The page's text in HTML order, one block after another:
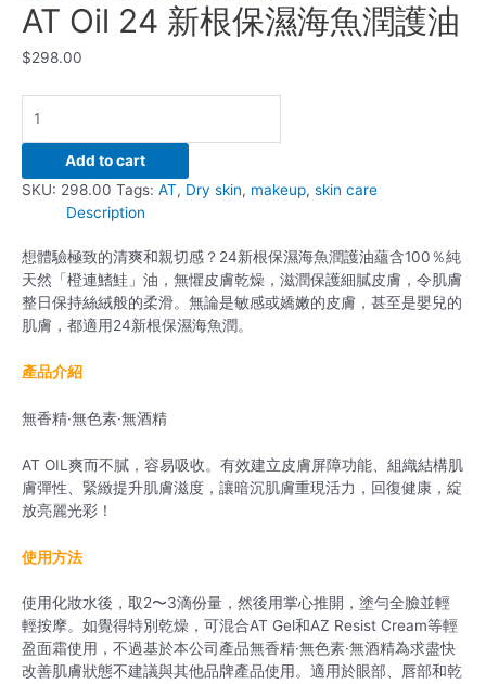
AT Oil 24 新根保濕海魚潤護油
$298.00
Add to cart
SKU: 298.00 Tags: AT, Dry skin, makeup, skin care
Description
想體驗極致的清爽和親切感？ 24新根保濕海魚潤護油蘊含100％純
天然「橙連鰭鮭」油，無懼皮膚乾燥，滋潤保護細膩皮膚，令肌膚
整日保持絲絨般的柔滑。無論是敏感或嬌嫩的皮膚，甚至是嬰兒的
肌膚，都適用24新根保濕海魚潤。
產品介紹
無香精·無色素·無酒精
AT OIL爽而不膩，容易吸收。有效建立皮膚屏障功能
組織結構肌
膚彈性 、緊緻提升肌膚滋度， 讓暗沉肌膚重現活力，回復健康，綻
放亮麗光彩！
使用方法
使用化妝水後，取2〜3滴份量，然後用掌心推開，塗勻全臉並輕
輕按摩。如覺得特別乾燥，可混合AT Gel和AZ Resist Cream等輕
盈面霜使用，不過基於本公司產品無香精·無色素·無酒精為求盡快
改善肌膚狀態不建議與其他品牌產品使用。適用於眼部、唇部和乾